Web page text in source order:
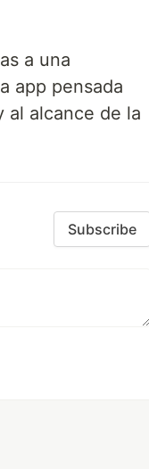
a una
app pensada
al alcance de la
Subscribe